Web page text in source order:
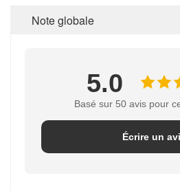
Note globale
5.0
Basé sur 50 avis pour
Écrire un